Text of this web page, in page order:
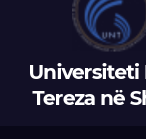
Universiteti
Tereza në